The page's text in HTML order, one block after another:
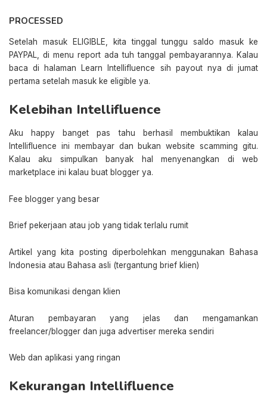
PROCESSED
Setelah masuk ELIGIBLE, kita tinggal tunggu saldo masuk ke
PAYPAL, di menu report ada tuh tanggal pembayarannya. Kalau
baca di halaman Learn Intellifluence sih payout nya di jumat
pertama setelah masuk ke eligible ya.
Kelebihan Intellifluence
Aku happy banget pas tahu berhasil membuktikan kalau
Intellifluence ini membayar dan bukan website scamming gitu.
Kalau aku simpulkan banyak hal menyenangkan di web
marketplace ini kalau buat blogger ya.
Fee blogger yang besar
Brief pekerjaan atau job yang tidak terlalu rumit
Artikel yang kita posting diperbolehkan menggunakan Bahasa
Indonesia atau Bahasa asli (tergantung brief klien)
Bisa komunikasi dengan klien
Aturan pembayaran yang jelas dan mengamankan
freelancer/blogger dan juga advertiser mereka sendiri
Web dan aplikasi yang ringan
Kekurangan Intellifluence